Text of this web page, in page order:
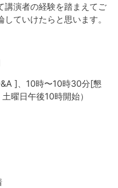
講演者の経験を踏まえてご
ていけたらと思います。
]、10時〜10時30分[懇
曜日午後10時開始）